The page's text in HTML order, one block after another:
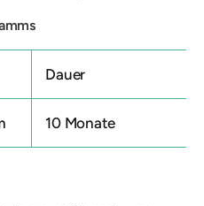
Dauer
10 Monate